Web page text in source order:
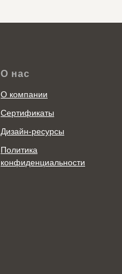
О нас
О компании
Сертификаты
Дизайн-ресурсы
Политика
конфиденциальности